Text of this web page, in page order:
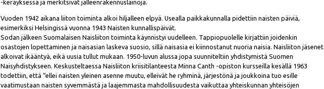
-keräyksessä ja merkitsivät jälleenrakennuslainoja.
Vuoden 1942 aikana liiton toiminta alkoi hiljalleen elpyä. Usealla paikkakunnalla pidettiin naisten päiviä,
esimerkiksi Helsingissä vuonna 1943 Naisten kunnallispäivät.
Sodan jälkeen Suomalaisen Naisliiton toiminta käynnistyi uudelleen. Tappiopuolelle kirjattiin joidenkin
osastojen lopettaminen ja naisasian laskeva suosio, sillä naisasia ei kiinnostanut nuoria naisia. Naisliiton jäsenet
alkoivat ikääntyä, eikä uusia tullut mukaan. 1950-luvun alussa jopa suunniteltiin yhdistymistä Suomen
Naisyhdistykseen. Keskusteltaessa Naisliiton kriisitilanteesta Minna Canth -opiston kursseilla kesällä 1963
todettiin, että “ellei naisten yleinen asenne muutu, elleivät he ryhminä, järjestönä ja joukkoina tuo esille
vaatimustaan naisten syvemmästä ja laajemmasta mahdollisuudesta vaikuttaa yhteiskunnan yhteisöjen